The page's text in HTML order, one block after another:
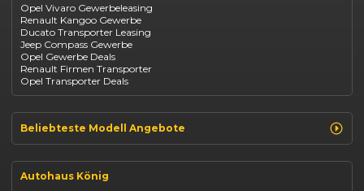
Jeep
Suzuki
BYD
Kia
Mazda
Citroën
Abarth
Fiat Professional
Opel Vivaro Gewerbeleasing
Renault Kangoo Gewerbe
Ducato Transporter Leasing
Jeep Compass Gewerbe
Opel Gewerbe Deals
Renault Firmen Transporter
Opel Transporter Deals
Beliebteste Modell Angebote
Renault Arkana Leasing
Renault Captur Leasing
Autohaus König